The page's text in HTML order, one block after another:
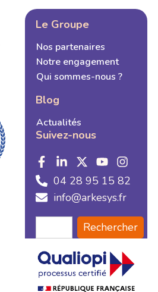
Le Groupe
Nos partenaires
Notre engagement
Qui sommes-nous ?
Blog
Actualités
Suivez-nous
04 28 95 15 82
info@arkesys.fr
Rechercher